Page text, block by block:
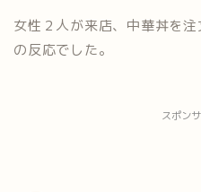
女性２人が来店、中華丼を
の反応でした。
スポン